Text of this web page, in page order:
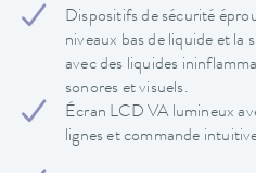
Dispositifs de sécurité
niveaux bas de liquide et
avec des liquides
sonores et visuels.
Écran LCD VA lumineux
lignes et commande